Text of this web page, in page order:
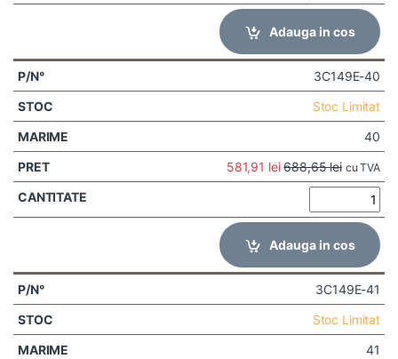
Adauga in cos
3C149E-40
Stoc Limitat
40
581,91 lei 688,65lei cu TVA
Adauga in cos
3C149E-41
Stoc Limitat
41